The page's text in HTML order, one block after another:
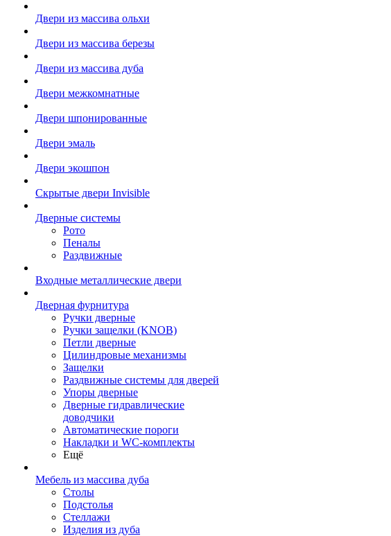
Двери из массива ольхи
Двери из массива березы
Двери из массива дуба
Двери межкомнатные
Двери шпонированные
Двери эмаль
Двери экошпон
Скрытые двери Invisible
Дверные системы
Рото
Пеналы
Раздвижные
Входные металлические двери
Дверная фурнитура
Ручки дверные
Ручки защелки (KNOB)
Петли дверные
Цилиндровые механизмы
Защелки
Раздвижные системы для дверей
Упоры дверные
Дверные гидравлические
доводчики
Автоматические пороги
Накладки и WC-комплекты
Ещё
Мебель из массива дуба
Столы
Подстолья
Стеллажи
Изделия из дуба